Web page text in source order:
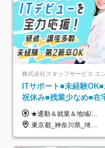
ITサポート■未経験OK■
祝休み■残業少なめ■在
績あり■約900種類のス
アップ講座あり■全国募
★通勤＆就業＆地域/住宅＆役職手当あり ★残業代は全額支給 ★選べる給与制度あり！ ■東京・神奈川・千葉・埼玉勤務の場合 月給24.5万円～55万円＋諸手当 （残業代は全額支給） (20,000円の地域/住宅手当込み) ■愛知・京都・大阪・兵庫勤務の場合 月給24万円以上＋諸手当 （残業代は全額支給） (15,000円の地域/住宅手当込み) ■茨城・栃木・群馬・静岡・三重・滋賀・広島・福岡勤務の場合 月給23.5万円以上＋諸手当 （残業代は全額支給） (10,000円の地域/住宅手当込み) ■北海道・宮城・山梨・長野・岐阜・奈良・和歌山・岡山勤務の場合 月給23万円以上＋諸手当 （残業代は全額支給） (5,000円の地域/住宅手当込み) ■その他のエリア勤務の場合 月給22.5万円以上＋諸手当 （残業代は全額支給） ※経験や能力を考慮し、当社規定により優遇します 【昇給：年一回実施】 【選べる給与制度】 ★収入を重視する方に… 「変動型人事制度」の選択も可能（派遣先からの評価に応じて収入アップ！） ※年2回のタイミングで希望者と面談の上決定します。
東京都_神奈川県_埼玉県_千葉県_大阪府_愛知県_北海道_岩手県_宮城県_山形県_福島県_茨城県_栃木県_群馬県_山梨県_長野県_富山県_石川県_静岡県_岐阜県_三重県_兵庫県_京都府_滋賀県_奈良県_広島県_岡山県_山口県_愛媛県_福岡県_熊本県_長崎県